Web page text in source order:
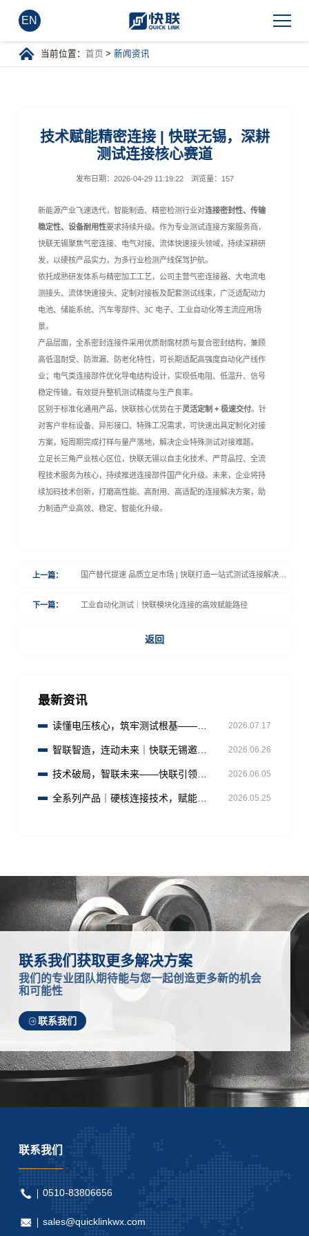
EN
当前位置：首页 > 新闻资讯
技术赋能精密连接 | 快联无锡，深耕
测试连接核心赛道
发布日期： 2026-04-29 11:19:22 浏览量： 157
新能源产业飞速迭代，智能制造、精密检测行业对连接密封性、传输
稳定性、设备耐用性要求持续升级。作为专业测试连接方案服务商，
快联无锡聚焦气密连接、电气对接、流体快速接头领域，持续深耕研
发，以硬核产品实力，为多行业检测产线保驾护航。
依托成熟研发体系与精密加工工艺，公司主营气密连接器、大电流电
测接头、流体快速接头、定制对接板及配套测试线束，广泛适配动力
电池、储能系统、汽车零部件、3C 电子、工业自动化等主流应用场
景。
产品层面，全系密封连接件采用优质耐腐材质与复合密封结构，兼顾
高低温耐受、防泄漏、防老化特性，可长期适配高强度自动化产线作
业；电气类连接部件优化导电结构设计，实现低电阻、低温升、信号
稳定传输，有效提升整机测试精度与生产良率。
区别于标准化通用产品，快联核心优势在于灵活定制 + 极速交付。针
对客户非标设备、异形接口、特殊工况需求，可快速出具定制化对接
方案，短周期完成打样与量产落地，解决企业特殊测试对接难题。
立足长三角产业核心区位，快联无锡以自主化技术、严苛品控、全流
程技术服务为核心，持续推进连接部件国产化升级。未来，企业将持
续加码技术创新，打磨高性能、高耐用、高适配的连接解决方案，助
力制造产业高效、稳定、智能化升级。
上一篇： 国产替代提速 品质立足市场 | 快联打造一站式测试连接解决方
下一篇：
工业自动化测试｜快联模块化连接的高效赋能路径
返回
最新资讯
读懂电压核心，筑牢测试根基——快
2026.07.17
智联智造，连动未来｜快联无锡邀您
2026.06.26
技术破局，智联未来——快联引领连
2026.06.05
全系列产品｜硬核连接技术，赋能全
2026.05.25
联系我们获取更多解决方案
我们的专业团队期待能与您一起创造更多新的机会
和可能性
联系我们
联系我们
0510-83806656
sales@quicklinkwx.com